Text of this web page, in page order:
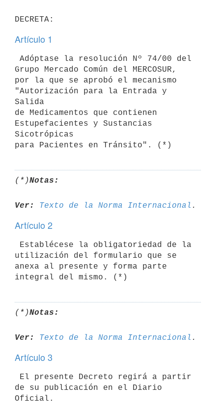
Artículo 1
Grupo Mercado Común del MERCOSUR,
por la que se aprobó el mecanismo
"Autorización para la Entrada y
Salida
de Medicamentos que contienen
Estupefacientes y Sustancias
Sicotrópicas
(*)Notas:
Ver: Texto de la Norma Internacional
Artículo 2
utilización del formulario que se
anexa al presente y forma parte
(*)Notas:
Ver: Texto de la Norma Internacional
Artículo 3
de su publicación en el Diario